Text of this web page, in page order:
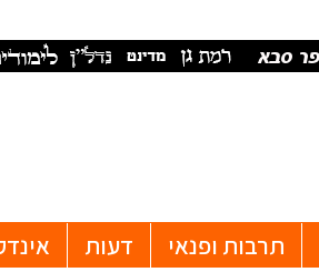
תרבות ופנאי דעות